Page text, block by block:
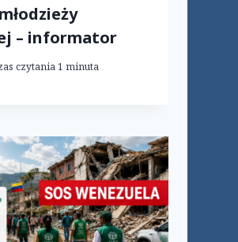
– informator
czytania1 minuta